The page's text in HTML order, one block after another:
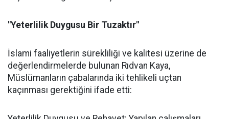
"Yeterlilik Duygusu Bir Tuzaktır"
İslami faaliyetlerin sürekliliği ve kalitesi üzerine de
değerlendirmelerde bulunan Rıdvan Kaya,
Müslümanların çabalarında iki tehlikeli uçtan
kaçınması gerektiğini ifade etti: